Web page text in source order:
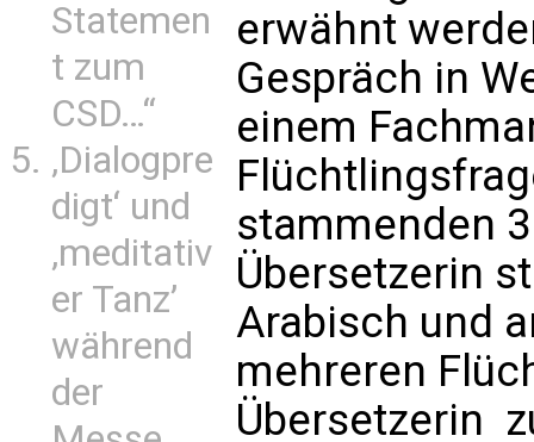
Statemen
t zum
CSD…“
‚Dialogpre
digt‘ und
‚meditativ
er Tanz’
während
der
erwähnt
Gespräch in
einem
stammenden
Übersetzerin
Arabisch und
mehreren
Übersetzerin 